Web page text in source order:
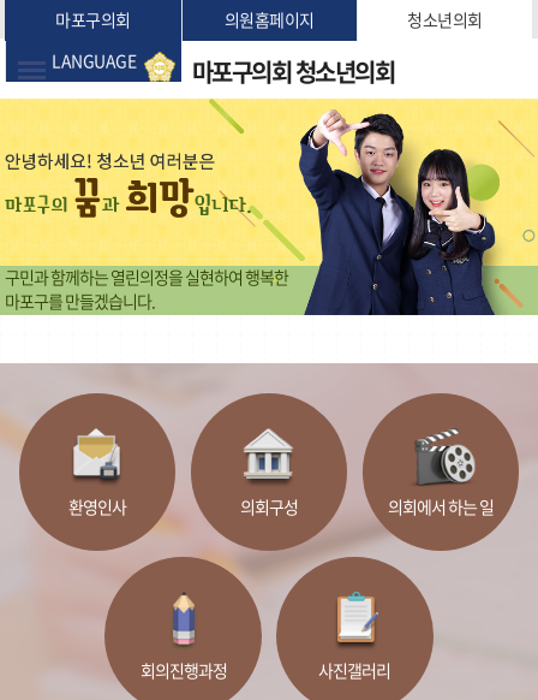
본문바로가기
마포구의회 의원홈페이지
청소년의회
LANGUAGE
마포구의회청소년의회
구민과 함께하는 열린의정을 실현하여 행복한
마포구를 만들겠습니다.
환영인사 의회구성 의회에서 하는 일
회의진행과정 사진갤러리